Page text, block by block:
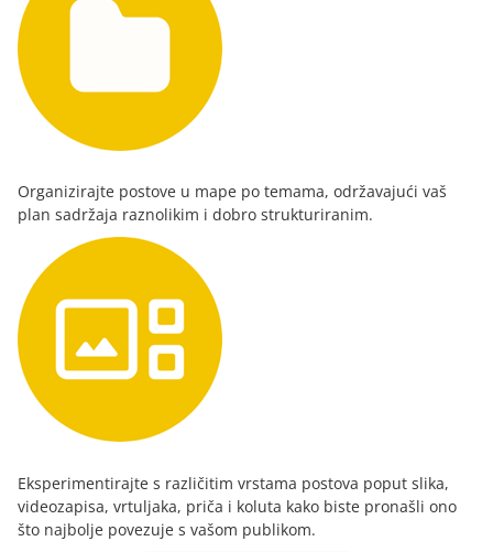
Organizirajte postove u mape po temama, održavajući vaš
plan sadržaja raznolikim i dobro strukturiranim.
Eksperimentirajte s različitim vrstama postova poput slika,
videozapisa, vrtuljaka, priča i koluta kako biste pronašli ono
što najbolje povezuje s vašom publikom.